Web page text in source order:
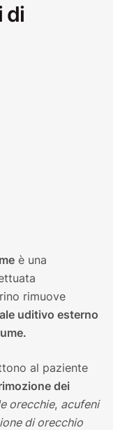
di
è una
rimuove
uditivo esterno
al paziente
dei
orecchie, acufeni
di orecchio